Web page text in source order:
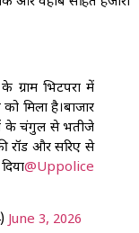
के ग्राम भिटपरा में
मिला है।बाजार
के चंगुल से भतीजे
रॉड और सरिए से
@Uppolice
June 3, 2026